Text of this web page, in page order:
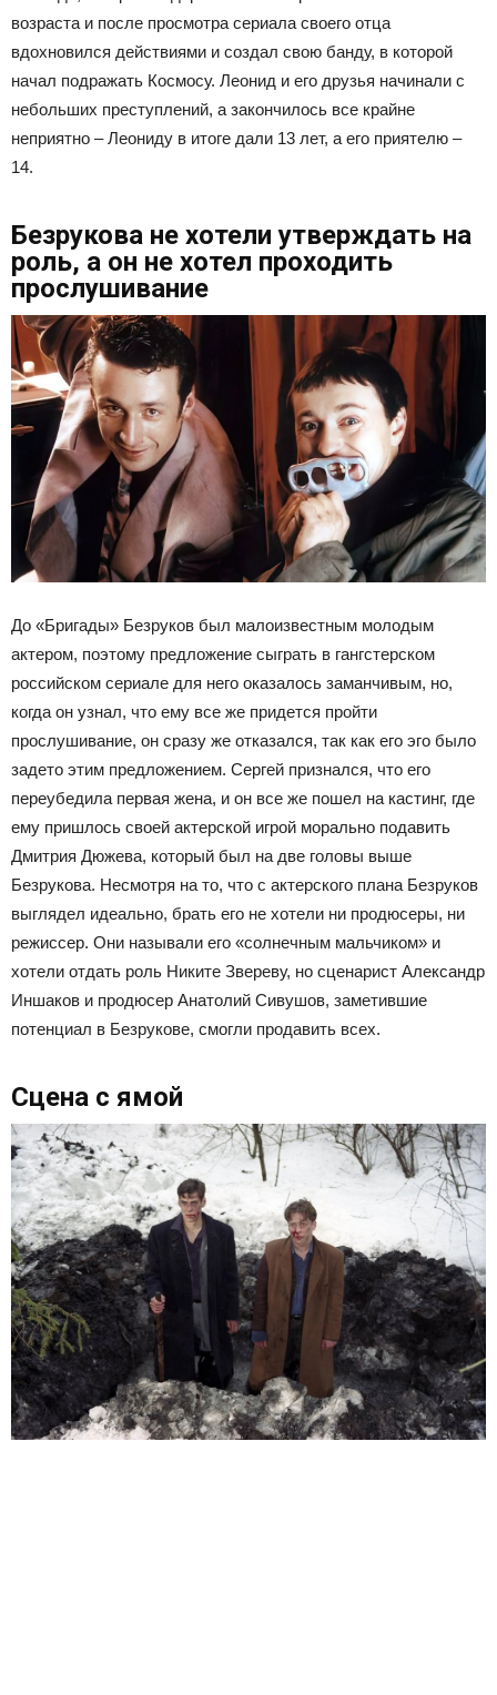
возраста и после просмотра сериала своего отца
вдохновился действиями и создал свою банду, в которой
начал подражать Космосу. Леонид и его друзья начинали с
небольших преступлений, а закончилось все крайне
неприятно – Леониду в итоге дали 13 лет, а его приятелю –
14.
Безрукова не хотели утверждать на
роль, а он не хотел проходить
прослушивание
До «Бригады» Безруков был малоизвестным молодым
актером, поэтому предложение сыграть в гангстерском
российском сериале для него оказалось заманчивым, но,
когда он узнал, что ему все же придется пройти
прослушивание, он сразу же отказался, так как его эго было
задето этим предложением. Сергей признался, что его
переубедила первая жена, и он все же пошел на кастинг, где
ему пришлось своей актерской игрой морально подавить
Дмитрия Дюжева, который был на две головы выше
Безрукова. Несмотря на то, что с актерского плана Безруков
выглядел идеально, брать его не хотели ни продюсеры, ни
режиссер. Они называли его «солнечным мальчиком» и
хотели отдать роль Никите Звереву, но сценарист Александр
Иншаков и продюсер Анатолий Сивушов, заметившие
потенциал в Безрукове, смогли продавить всех.
Сцена с ямой